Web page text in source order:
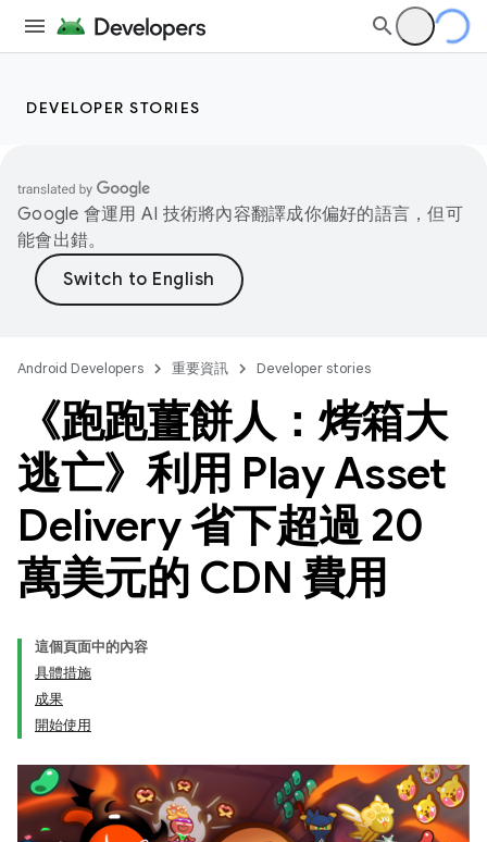
DEVELOPER STORIES
Google 會運用 AI 技術將內容翻譯成你偏好的語言，但可
能會出錯。
Android Developers 重要資訊 Developer stories
《跑跑薑餅人：烤箱大
逃亡》利用 Play Asset
Delivery 省下超過 20
萬美元的 CDN 費用
這個頁面中的內容
具體措施
成果
開始使用